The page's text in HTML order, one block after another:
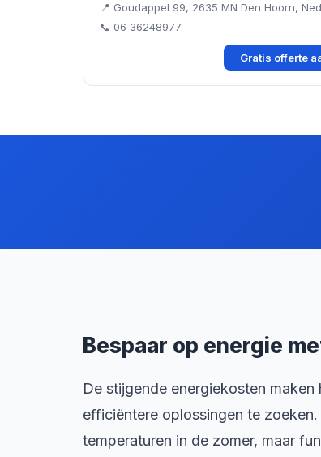
📍 Goudappel 99, 2635 MN Den Hoorn,
📞 06 36248977
Gratis offerte
Bespaar op energie
De stijgende energiekosten
efficiëntere oplossingen te
temperaturen in de zomer, maar